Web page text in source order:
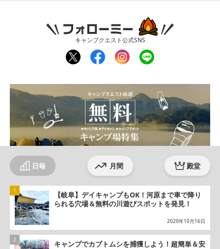
フォローミー
キャンプクエスト公式SNS
twit
ter
fac
ebo
inst
agr
line
日毎 月間 殿堂
【岐阜】デイキャンプもOK！河原まで車で降り
られる穴場＆無料の川遊びスポットを発見！
2020年10月16日
キャンプでカブトムシを捕獲しよう！超簡単＆安